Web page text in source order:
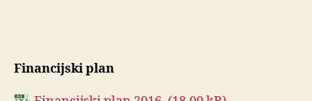
Financijski plan